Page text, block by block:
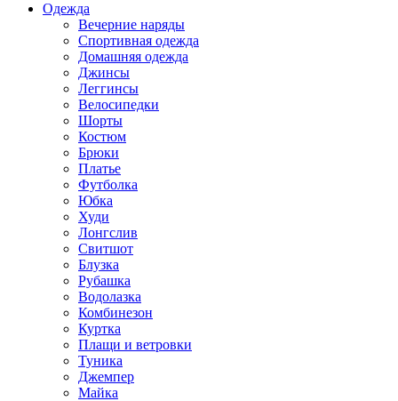
Одежда
Вечерние наряды
Спортивная одежда
Домашняя одежда
Джинсы
Леггинсы
Велосипедки
Шорты
Костюм
Брюки
Платье
Футболка
Юбка
Худи
Лонгслив
Свитшот
Блузка
Рубашка
Водолазка
Комбинезон
Куртка
Плащи и ветровки
Туника
Джемпер
Майка